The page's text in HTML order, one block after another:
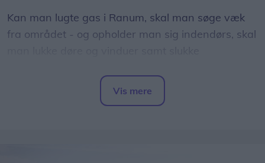
Kan man lugte gas i Ranum, skal man søge væk
fra området - og opholder man sig indendørs, skal
Det skriver Nordjyllands Politi via tjenesten
Vis mere